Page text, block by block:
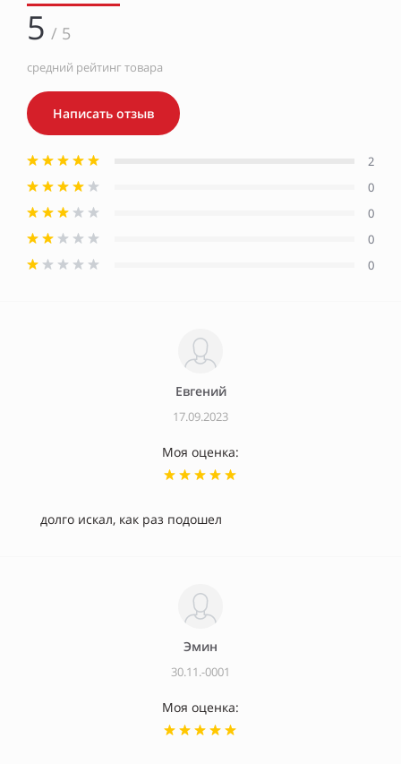
5 / 5
средний рейтинг товара
Написать отзыв
2
0
0
0
0
Евгений
17.09.2023
Моя оценка:
долго искал, как раз подошел
Эмин
30.11.-0001
Моя оценка: